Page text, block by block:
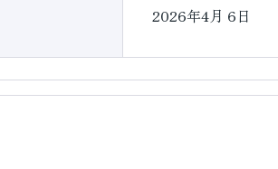
2026年4月 6日